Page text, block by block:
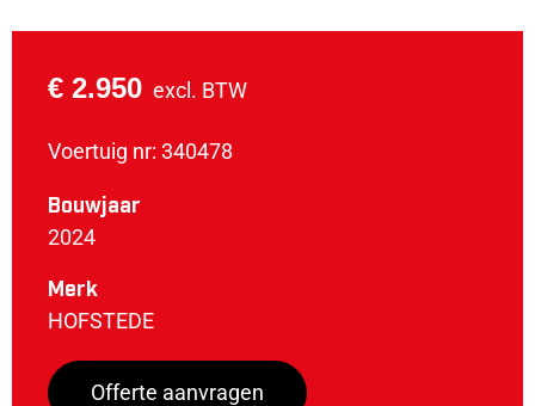
€ 2.950 excl. BTW
Voertuig nr: 340478
Bouwjaar
2024
Merk
HOFSTEDE
Offerte aanvragen